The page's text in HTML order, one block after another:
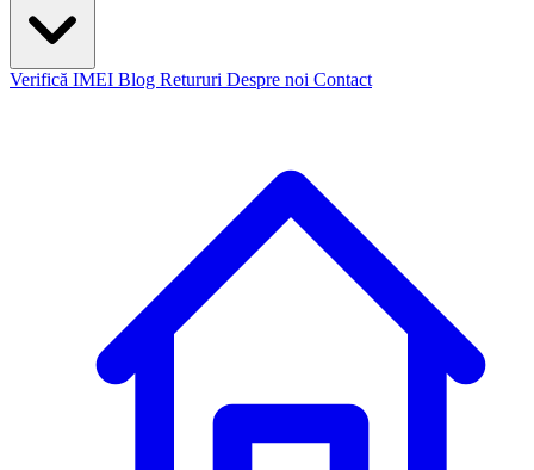
Verifică IMEI Blog Retururi Despre noi Contact